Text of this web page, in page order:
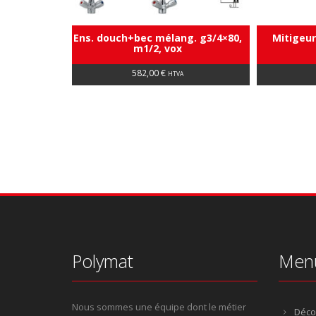
Ens. douch+bec mélang. g3/4×80,
m1/2, vox
582,00€ HTVA
Polymat
Nous sommes une équipe dont le métier